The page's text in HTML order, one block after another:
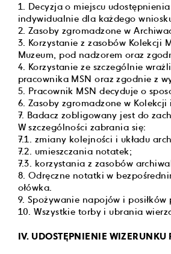
1. Decyzja o miejscu
indywidualnie dla każdego
2. Zasoby zgromadzone w
3. Korzystanie z zasobów Kolekcji
Muzeum, pod nadzorem oraz
4. Korzystanie ze szczególnie
pracownika MSN oraz zgodnie z
5. Pracownik MSN decyduje o
6. Zasoby zgromadzone w
7. Badacz zobligowany jest do
W szczególności zabrania się:
7.1. zmiany kolejności i układu
7.2. umieszczania notatek;
7.3. korzystania z zasobów
8. Odręczne notatki w
ołówka.
9. Spożywanie napojów i
10. Wszystkie torby i ubrania
IV. UDOSTĘPNIENIE WIZERUNKU